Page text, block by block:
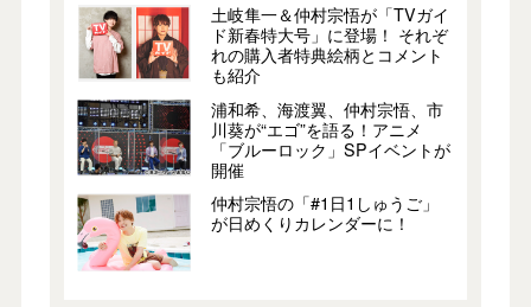
土岐隼一＆仲村宗悟が「TVガイ
ド新春特大号」に登場！ それぞ
れの購入者特典絵柄とコメント
も紹介
浦和希、海渡翼、仲村宗悟、市
川葵が“エゴ”を語る！アニメ
「ブルーロック」SPイベントが
開催
仲村宗悟の「#1日1しゅうご」
が日めくりカレンダーに！